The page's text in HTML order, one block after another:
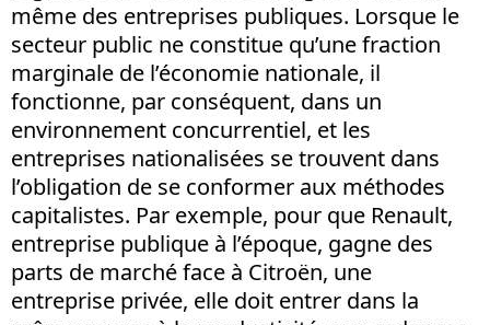
même des entreprises publiques. Lorsque le
secteur public ne constitue qu’une fraction
marginale de l’économie nationale, il
fonctionne, par conséquent, dans un
environnement concurrentiel, et les
entreprises nationalisées se trouvent dans
l’obligation de se conformer aux méthodes
capitalistes. Par exemple, pour que Renault,
entreprise publique à l’époque, gagne des
parts de marché face à Citroën, une
entreprise privée, elle doit entrer dans la